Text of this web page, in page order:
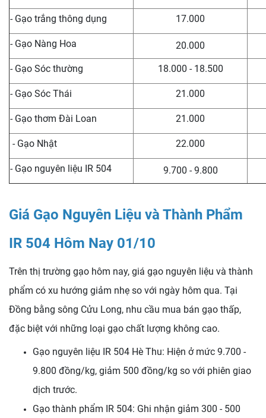
- Gạo trắng thông dụng 17.000
- Gạo Nàng Hoa 20.000
- Gạo Sóc thường 18.000 - 18.500
- Gạo Sóc Thái 21.000
- Gạo thơm Đài Loan 21.000
- Gạo Nhật 22.000
- Gạo nguyên liệu IR 504 9.700 - 9.800
Giá Gạo Nguyên Liệu và Thành Phẩm
IR 504 Hôm Nay 01/10
Trên thị trường gạo hôm nay, giá gạo nguyên liệu và thành
phẩm có xu hướng giảm nhẹ so với ngày hôm qua. Tại
Đồng bằng sông Cửu Long, nhu cầu mua bán gạo thấp,
đặc biệt với những loại gạo chất lượng không cao.
Gạo nguyên liệu IR 504 Hè Thu: Hiện ở mức 9.700 -
9.800 đồng/kg, giảm 500 đồng/kg so với phiên giao
dịch trước.
Gạo thành phẩm IR 504: Ghi nhận giảm 300 - 500